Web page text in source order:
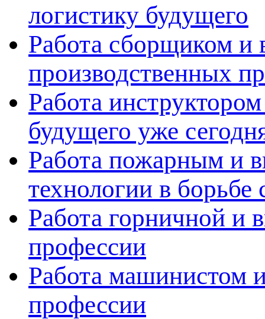
логистику будущего
Работа сборщиком и
производственных
Работа
будущего уже
Работа пожарным и
технологии в борьбе
Работа горничной и
профессии
Работа машинистом
профессии